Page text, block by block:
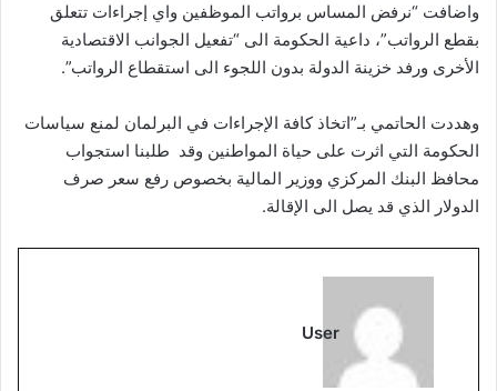
واضافت “نرفض المساس برواتب الموظفين واي إجراءات تتعلق
بقطع الرواتب”، داعية الحكومة الى “تفعيل الجوانب الاقتصادية
الأخرى ورفد خزينة الدولة بدون اللجوء الى استقطاع الرواتب”.
وهددت الحاتمي بـ”اتخاذ كافة الإجراءات في البرلمان لمنع سياسات
الحكومة التي اثرت على حياة المواطنين وقد طلبنا استجواب
محافظ البنك المركزي ووزير المالية بخصوص رفع سعر صرف
الدولار الذي قد يصل الى الإقالة.
User